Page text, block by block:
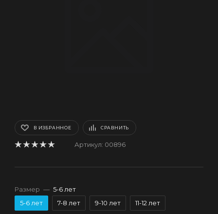
В ИЗБРАННОЕ СРАВНИТЬ
Артикул: 00896
Размер — 5-6 лет
5-6 лет
7-8 лет 9-10 лет 11-12 лет